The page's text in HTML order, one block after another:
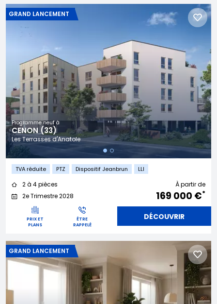
Programme neuf à
CENON (33)
Les Terrasses d'Anatole
GRAND LANCEMENT
TVA réduite PTZ Dispositif Jeanbrun LLI
2 à 4 pièces
2e Trimestre 2028
À partir de
169 000 €*
PRIX ET
PLANS
ÊTRE
RAPPELÉ
DÉCOUVRIR
GRAND LANCEMENT